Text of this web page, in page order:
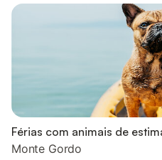
Férias com animais de
Monte Gordo